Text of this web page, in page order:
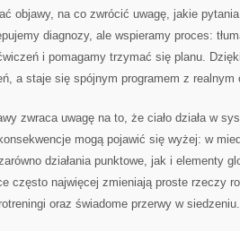
objawy, na co zwrócić uwagę, jakie
diagnozy, ale wspieramy proces:
i pomagamy trzymać się planu.
a staje się spójnym programem z realnym
zwraca uwagę na to, że ciało działa w
mogą pojawić się wyżej: w
działania punktowe, jak i elementy
często najwięcej zmieniają proste rzeczy
oraz świadome przerwy w siedzeniu.